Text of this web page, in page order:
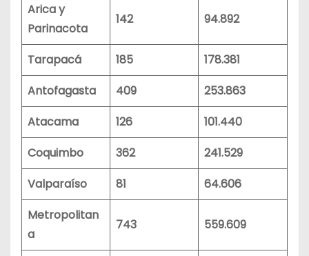
Arica y
Parinacota
142 94.892
Tarapacá 185
178.381
Antofagasta
409
253.863
Atacama
126
101.440
Coquimbo
362
241.529
Valparaíso
81
64.606
Metropolitan
a
743 559.609